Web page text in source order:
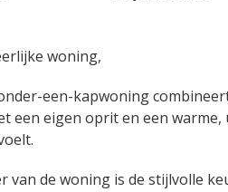
woning,
een-kapwoning
een eigen oprit en een
van de woning is de stijlvolle